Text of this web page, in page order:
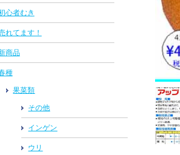
心者むき
れてます！
商品
種
果菜類
その他
インゲン
ウリ